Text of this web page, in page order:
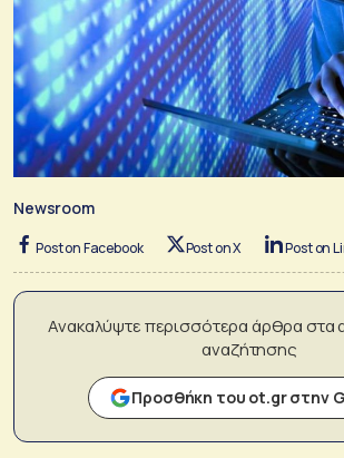
Newsroom
Post on Facebook Post on X Post on
Ανακαλύψτε περισσότερα άρθρα στα
αναζήτησης
Προσθήκη του ot.gr στην